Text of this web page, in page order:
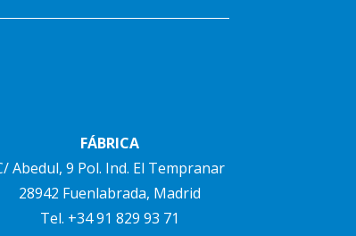
FÁBRICA
Abedul, 9 Pol. Ind. El Tempranar
28942 Fuenlabrada, Madrid
Tel. +34 91 829 93 71